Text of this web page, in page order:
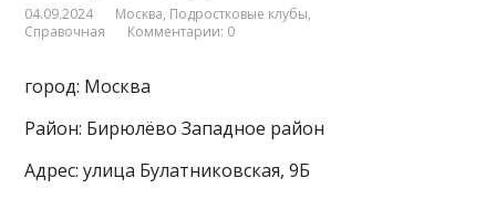
04.09.2024 Москва, Подростковые клубы,
Справочная
Комментарии: 0
город: Москва
Район: Бирюлёво Западное район
Адрес: улица Булатниковская, 9Б